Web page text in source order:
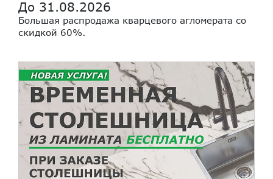
До 31.08.2026
Большая распродажа кварцевого агломерата со
скидкой 60%.